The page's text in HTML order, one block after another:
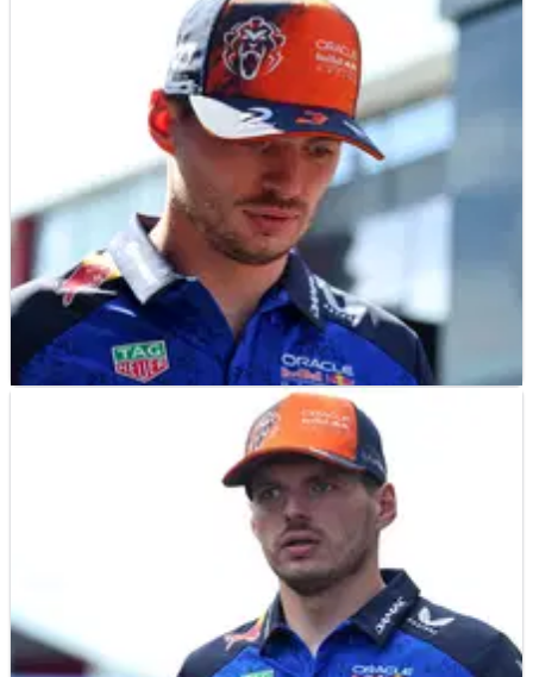
27/07/26
Verstappen Mengaku Terkejut dengan
Podiumnya di Hungaria
Penjelasan Aneh Verstappen saat Melintir di
Kualifikasi Hungaria